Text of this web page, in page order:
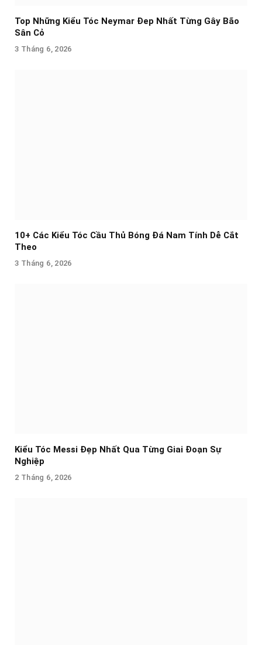
Top Những Kiểu Tóc Neymar Đep Nhất Từng Gây Bão
Sân Cỏ
3 Tháng 6, 2026
10+ Các Kiểu Tóc Cầu Thủ Bóng Đá Nam Tính Dễ Cắt
Theo
3 Tháng 6, 2026
Kiểu Tóc Messi Đẹp Nhất Qua Từng Giai Đoạn Sự
Nghiệp
2 Tháng 6, 2026